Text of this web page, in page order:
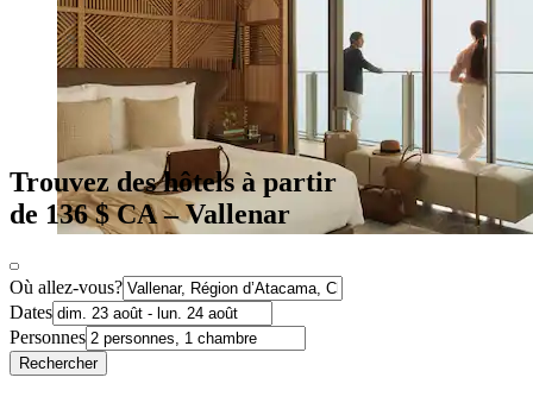
Trouvez des hôtels à partir
de 136 $ CA – Vallenar
Où allez-vous?
Dates
Personnes
Rechercher